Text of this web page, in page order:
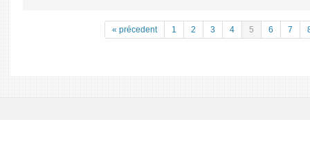
« précedent 1 2 3 4 5 6 7